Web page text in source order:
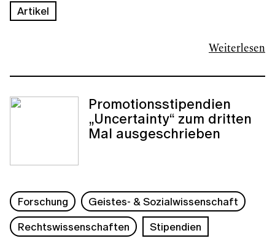
Weiterlesen
Artikel
Promotionsstipendien
„Uncertainty“ zum dritten
Mal ausgeschrieben
Forschung
Geistes- & Sozialwissenschaft
Rechtswissenschaften
Stipendien